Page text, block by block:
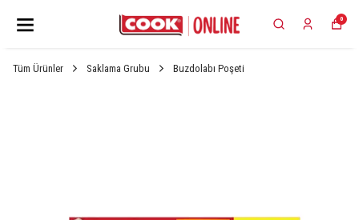
0
Tüm Ürünler Saklama Grubu Buzdolabı Poşeti